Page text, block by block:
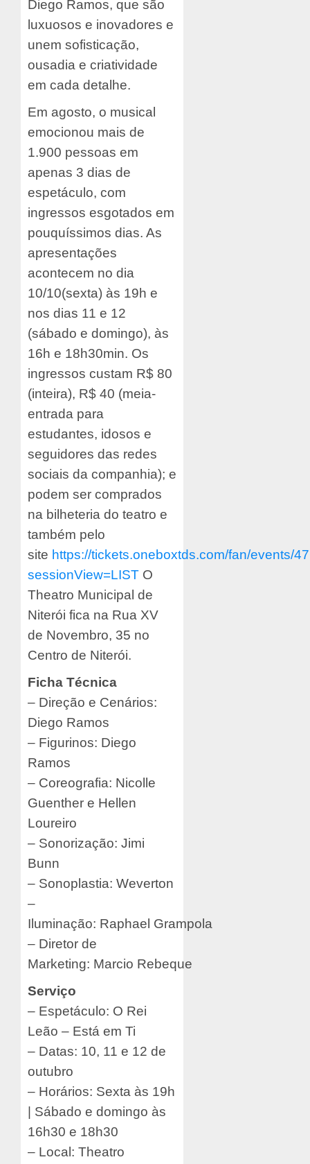
Diego Ramos, que são
luxuosos e inovadores e
unem sofisticação,
ousadia e criatividade
em cada detalhe.
Em agosto, o musical
emocionou mais de
1.900 pessoas em
apenas 3 dias de
espetáculo, com
ingressos esgotados em
pouquíssimos dias. As
apresentações
acontecem no dia
10/10(sexta) às 19h e
nos dias 11 e 12
(sábado e domingo), às
16h e 18h30min. Os
ingressos custam R$ 80
(inteira), R$ 40 (meia-
entrada para
estudantes, idosos e
seguidores das redes
sociais da companhia); e
podem ser comprados
na bilheteria do teatro e
também pelo
site https://tickets.oneboxtds.com/fan/events/
sessionView=LIST O
Theatro Municipal de
Niterói fica na Rua XV
de Novembro, 35 no
Centro de Niterói.
Ficha Técnica
– Direção e Cenários:
Diego Ramos
– Figurinos: Diego
Ramos
– Coreografia: Nicolle
Guenther e Hellen
Loureiro
– Sonorização: Jimi
Bunn
– Sonoplastia: Weverton
–
Iluminação: Raphael Grampola
– Diretor de
Marketing: Marcio Rebeque
Serviço
– Espetáculo: O Rei
Leão – Está em Ti
– Datas: 10, 11 e 12 de
outubro
– Horários: Sexta às 19h
| Sábado e domingo às
16h30 e 18h30
– Local: Theatro